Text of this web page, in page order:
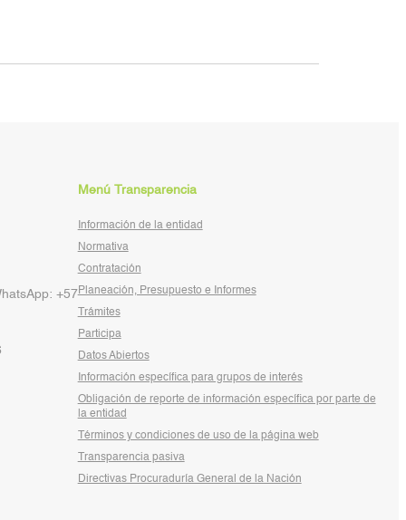
+57
Menú Transparencia
Información de la entidad
Normativa
Contratación
Planeación, Presupuesto e Informes
Trámites
Participa
Datos Abiertos
Información específica para grupos de interés
Obligación de reporte de información específica por parte de
la entidad
Términos y condiciones de uso de la página web
Transparencia pasiva
Directivas Procuraduría General de la Nación